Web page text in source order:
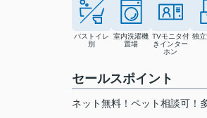
バストイレ
別
室内洗濯機
置場
TVモニタ付
きインター
ホン
独
セールスポイント
ネット無料！ペット相談可！